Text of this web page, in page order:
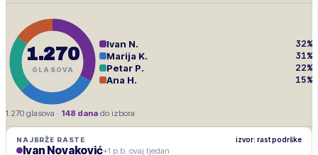
1.270
GLASOVA
Ivan N. 32%
Marija K. 31%
Petar P. 22%
Ana H. 15%
1.270 glasova · 148 dana do izbora
NAJBRŽE RASTE izvor: rast podrške
Ivan Novaković+1 p.b. ovaj tjedan